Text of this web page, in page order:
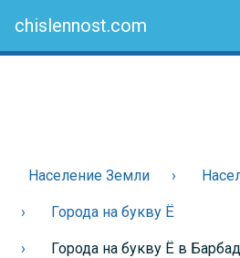
chislennost.com
Население Земли
Города на букву Ё
Города на букву Ё в